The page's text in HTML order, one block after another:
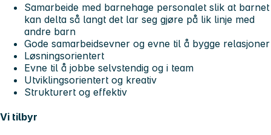
Samarbeide med barnehage personalet slik at barnet
kan delta så langt det lar seg gjøre på lik linje med
andre barn
Gode samarbeidsevner og evne til å bygge relasjoner
Løsningsorientert
Evne til å jobbe selvstendig og i team
Utviklingsorientert og kreativ
Strukturert og effektiv
Vi tilbyr